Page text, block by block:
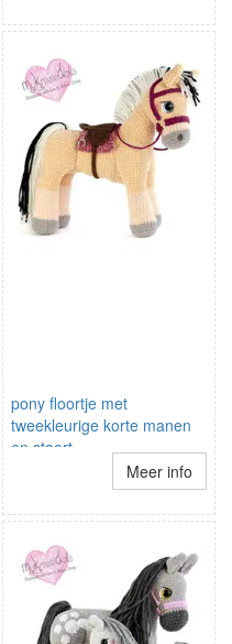
pony floortje met
tweekleurige korte manen
en staart
Meer info